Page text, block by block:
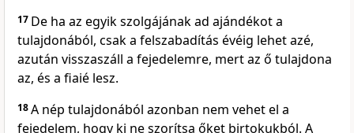
17 De ha az egyik szolgájának ad ajándékot a
tulajdonából, csak a felszabadítás évéig lehet azé,
azután visszaszáll a fejedelemre, mert az ő tulajdona
az, és a fiaié lesz.
18A nép tulajdonából azonban nem vehet el a
fejedelem, hogy ki ne szorítsa őket birtokukból. A